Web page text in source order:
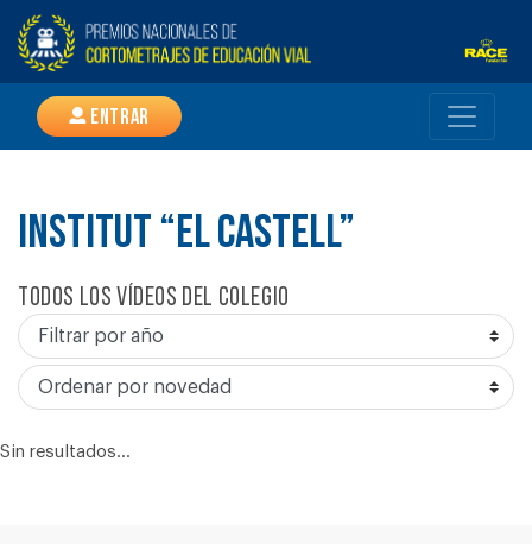
Entrar
INSTITUT “EL CASTELL”
Todos los vídeos del colegio
Sin resultados...